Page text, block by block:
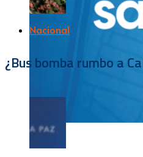
Nacional
¿Bus bomba rumbo a